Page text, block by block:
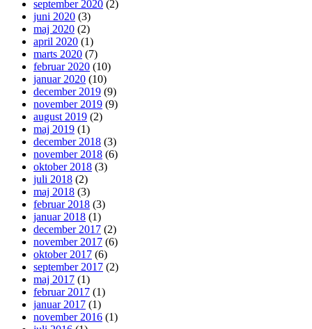
september 2020 (2)
juni 2020 (3)
maj 2020 (2)
april 2020 (1)
marts 2020 (7)
februar 2020 (10)
januar 2020 (10)
december 2019 (9)
november 2019 (9)
august 2019 (2)
maj 2019 (1)
december 2018 (3)
november 2018 (6)
oktober 2018 (3)
juli 2018 (2)
maj 2018 (3)
februar 2018 (3)
januar 2018 (1)
december 2017 (2)
november 2017 (6)
oktober 2017 (6)
september 2017 (2)
maj 2017 (1)
februar 2017 (1)
januar 2017 (1)
november 2016 (1)